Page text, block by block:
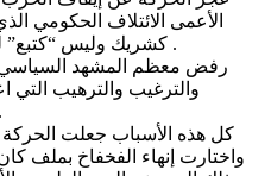
الأعمى الائتلاف الحكومي
كشريك وليس “كتبع” لسياساتها التي باتت تفتقد الحكمة .
الخصوم أو مع الشركاء والموالين.
كل هذه الأسباب جعلت
واختارت إنهاء الفخفاخ بملف